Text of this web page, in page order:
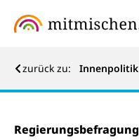
zurück zu: Innenpolitik
Regierungsbefragung